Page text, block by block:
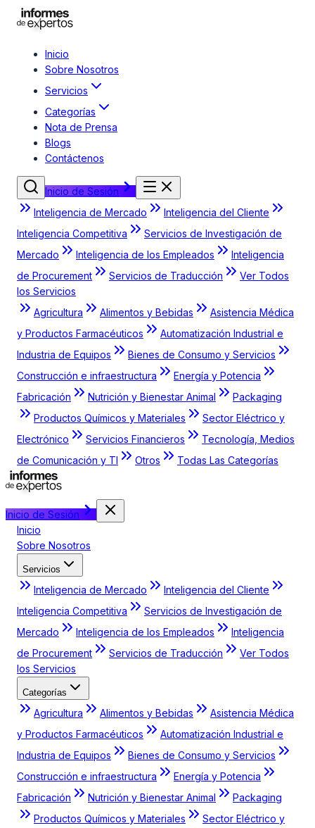
Inicio
Sobre Nosotros
Servicios
Categorías
Nota de Prensa
Blogs
Contáctenos
Inicio de Sesión
Inteligencia de Mercado
Inteligencia del Cliente
Inteligencia Competitiva
Servicios de Investigación de
Mercado
Inteligencia de los Empleados
Inteligencia
de Procurement
Servicios de Traducción
Ver Todos
los Servicios
Agricultura
Alimentos y Bebidas
Asistencia Médica
y Productos Farmacéuticos
Automatización Industrial e
Industria de Equipos
Bienes de Consumo y Servicios
Construcción e infraestructura
Energía y Potencia
Fabricación
Nutrición y Bienestar Animal
Packaging
Productos Químicos y Materiales
Sector Eléctrico y
Electrónico
Servicios Financieros
Tecnología, Medios
de Comunicación y TI
Otros Todas Las Categorías
Inicio de Sesión
Inicio
Sobre Nosotros
Servicios
Inteligencia de Mercado
Inteligencia del Cliente
Inteligencia Competitiva
Servicios de Investigación de
Mercado
Inteligencia de los Empleados
Inteligencia
de Procurement
Servicios de Traducción
Ver Todos
los Servicios
Categorías
Agricultura Alimentos y Bebidas
Asistencia Médica
y Productos Farmacéuticos
Automatización Industrial e
Industria de Equipos
Bienes de Consumo y Servicios
Construcción e infraestructura
Energía y Potencia
Fabricación
Nutrición y Bienestar Animal
Packaging
Productos Químicos y Materiales
Sector Eléctrico y